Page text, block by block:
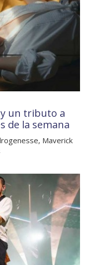
un tributo a
de la semana
Maverick